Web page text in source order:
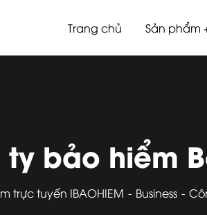
Trang chủ Sản phẩm
bảo hiểm
trực tuyến IBAOHIEM Business